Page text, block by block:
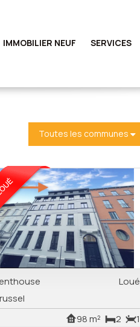
IMMOBILIER NEUF SERVICES
Toutes les communes
Loué
1
2
98 m²